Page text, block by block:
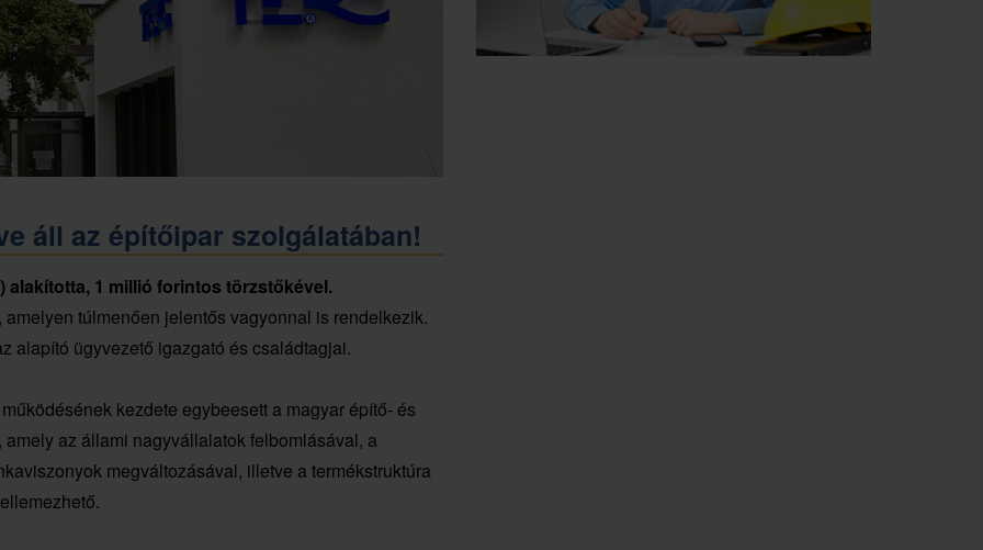
áll az építőipar szolgálatában!
alakította, 1 millió forintos törzstőkével.
túlmenően jelentős vagyonnal is rendelkezik.
alapító ügyvezető igazgató és családtagjai.
kezdete egybeesett a magyar építő- és
az állami nagyvállalatok felbomlásával, a
megváltozásával, illetve a termékstruktúra